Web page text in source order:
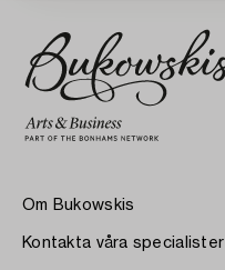
Om Bukowskis
Kontakta våra specialister